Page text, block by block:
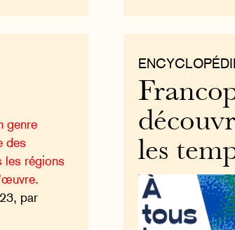
les
genre
des
les régions
par